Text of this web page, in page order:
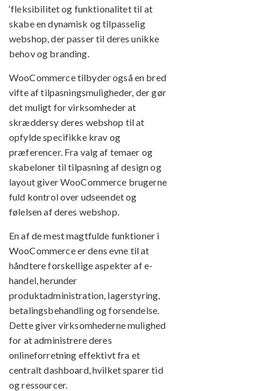
‘fleksibilitet og funktionalitet til at
skabe en dynamisk og tilpasselig
webshop, der passer til deres unikke
behov og branding.
WooCommerce tilbyder også en bred
vifte af tilpasningsmuligheder, der gør
det muligt for virksomheder at
skræddersy deres webshop til at
opfylde specifikke krav og
præferencer. Fra valg af temaer og
skabeloner til tilpasning af design og
layout giver WooCommerce brugerne
fuld kontrol over udseendet og
følelsen af deres webshop.
En af de mest magtfulde funktioner i
WooCommerce er dens evne til at
håndtere forskellige aspekter af e-
handel, herunder
produktadministration, lagerstyring,
betalingsbehandling og forsendelse.
Dette giver virksomhederne mulighed
for at administrere deres
onlineforretning effektivt fra et
centralt dashboard, hvilket sparer tid
og ressourcer.